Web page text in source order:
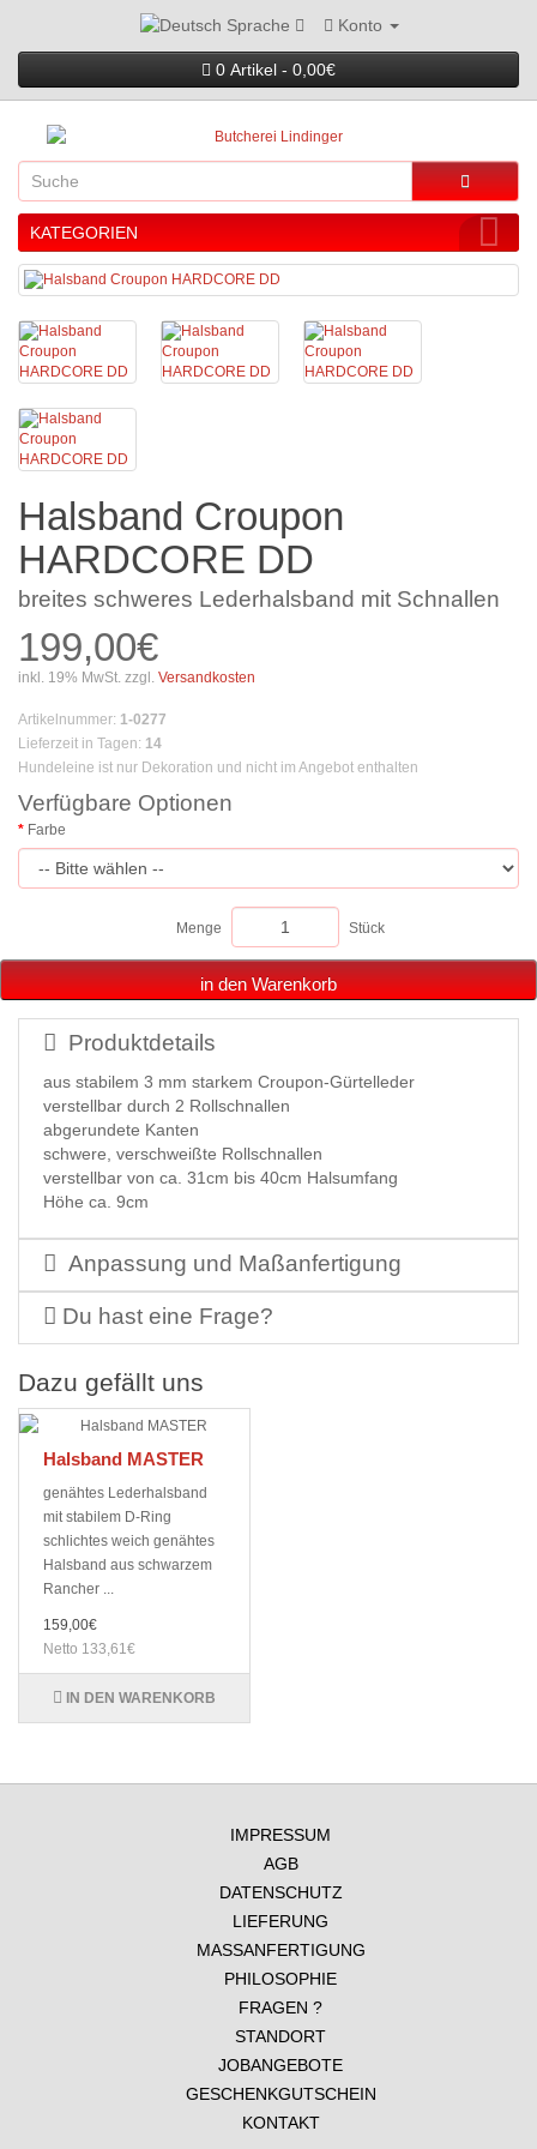
Sprache Konto
0 Artikel - 0,00€
KATEGORIEN
Halsband Croupon
HARDCORE DD
breites schweres Lederhalsband mit Schnallen
199,00€
inkl. 19% MwSt. zzgl. Versandkosten
Artikelnummer: 1-0277
Lieferzeit in Tagen: 14
Hundeleine ist nur Dekoration und nicht im Angebot enthalten
Verfügbare Optionen
Farbe
Menge Stück
in den Warenkorb
Produktdetails
aus stabilem 3 mm starkem Croupon-Gürtelleder
verstellbar durch 2 Rollschnallen
abgerundete Kanten
schwere, verschweißte Rollschnallen
verstellbar von ca. 31cm bis 40cm Halsumfang
Höhe ca. 9cm
Anpassung und Maßanfertigung
Du hast eine Frage?
Dazu gefällt uns
Halsband MASTER
genähtes Lederhalsband
mit stabilem D-Ring
schlichtes weich genähtes
Halsband aus schwarzem
Rancher ...
159,00€
Netto 133,61€
IN DEN WARENKORB
IMPRESSUM
AGB
DATENSCHUTZ
LIEFERUNG
MASSANFERTIGUNG
PHILOSOPHIE
FRAGEN ?
STANDORT
JOBANGEBOTE
GESCHENKGUTSCHEIN
KONTAKT